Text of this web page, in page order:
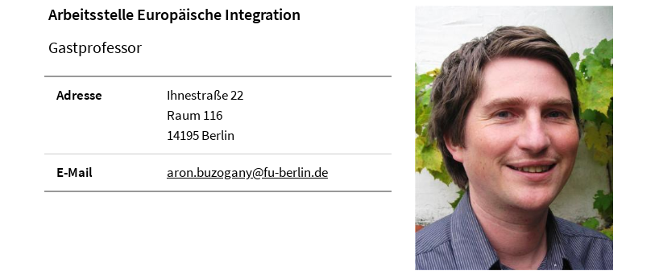
Arbeitsstelle Europäische Integration
Gastprofessor
Adresse
Ihnestraße 22
Raum 116
14195 Berlin
E-Mail aron.buzogany@fu-berlin.de